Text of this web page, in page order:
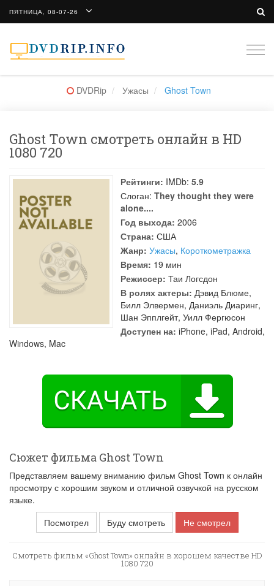
ПЯТНИЦА, 08-07-26
DVDRip Ужасы Ghost Town
Ghost Town смотреть онлайн в HD
1080 720
Рейтинги: IMDb: 5.9
Слоган: They thought they were
alone....
Год выхода: 2006
Страна: США
Жанр: Ужасы, Короткометражка
Время: 19 мин
Режиссер: Таи Логсдон
В ролях актеры: Дэвид Блюме,
Билл Элвермен, Даниэль Диаринг,
Шан Эпплгейт, Уилл Фергюсон
Доступен на: iPhone, iPad, Android,
Windows, Mac
Сюжет фильма Ghost Town
Представляем вашему вниманию фильм Ghost Town к онлайн
просмотру с хорошим звуком и отличной озвучкой на русском
языке.
Посмотрел
Буду смотреть Не смотрел
Смотреть фильм «Ghost Town» онлайн в хорошем качестве HD
1080 720